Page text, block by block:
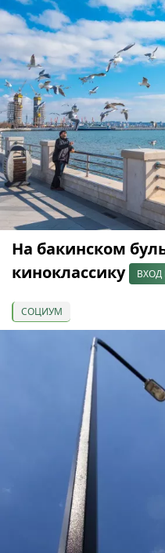
На бакинском
киноклассику
СОЦИУМ